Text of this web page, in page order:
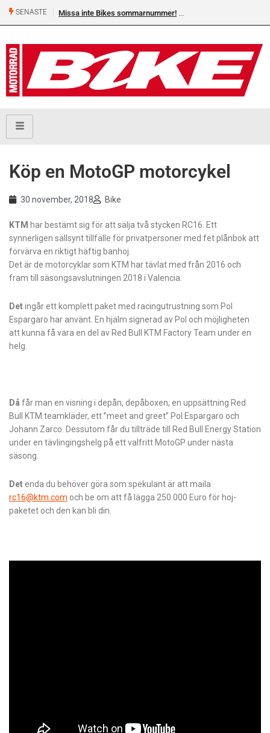
SENASTE Missa inte Bikes sommarnummer!
Köp en MotoGP motorcykel
30 november, 2018 Bike
KTM har bestämt sig för att sälja två stycken RC16. Ett
synnerligen sällsynt tillfälle för privatpersoner med fet plånbok att
förvärva en riktigt häftig banhoj.
Det är de motorcyklar som KTM har tävlat med från 2016 och
fram till säsongsavslutningen 2018 i Valencia.
Detingår ett komplett paket med racingutrustning som Pol
Espargaro har använt. En hjälm signerad av Pol och möjligheten
att kunna få vara en del av Red Bull KTM Factory Team under en
helg.
Då får man en visning i depån, depåboxen, en uppsättning Red
Bull KTM teamkläder, ett ”meet and greet” Pol Espargaro och
Johann Zarco. Dessutom får du tillträde till Red Bull Energy Station
under en tävlingingshelg på ett valfritt MotoGP under nästa
säsong.
Detenda du behöver göra som spekulant är att maila
rc16@ktm.com och be om att få lägga 250.000 Euro för hoj-
paketet och den kan bli din.